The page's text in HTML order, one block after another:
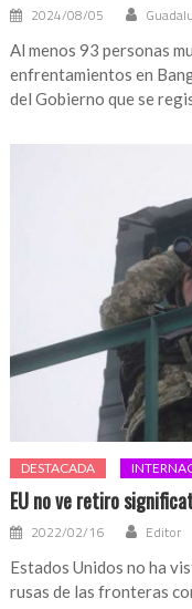
2024/08/05
Al menos 93 personas
enfrentamientos en
del Gobierno que se
DESTACADA
EU no ve retiro
2022/02/16 Editor
Estados Unidos no ha
rusas de las fronteras